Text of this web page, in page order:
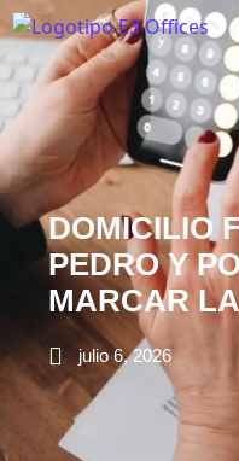
DOMICILIO
PEDRO Y
MARCAR
julio 6, 2026